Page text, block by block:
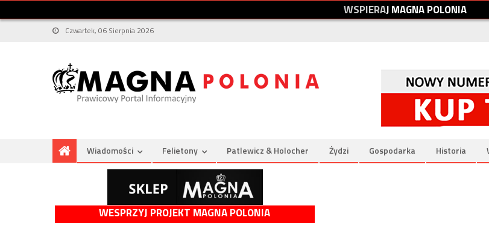
WSPIERAJMAGNAPOLONIA
Czwartek, 06 Sierpnia 2026
Wiadomości Felietony Patlewicz & Holocher Żydzi Gospodarka Historia
WESPRZYJ PROJEKT MAGNA POLONIA